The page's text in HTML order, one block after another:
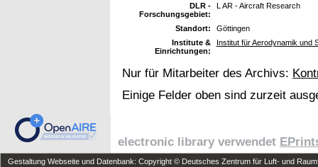
DLR -
Forschungsgebiet:
L AR - Aircraft Research
Standort:
Göttingen
Institute &
Einrichtungen:
Institut für Aerodynamik und
Nur für Mitarbeiter des Archivs:
Einige Felder oben sind zurzeit
electronic library verwendet
Gestaltung Webseite und Datenbank: Copyright © Deutsches Zentrum für Luft- und